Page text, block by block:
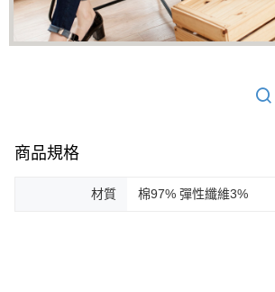
商品規格
材質 棉97% 彈性纖維3%